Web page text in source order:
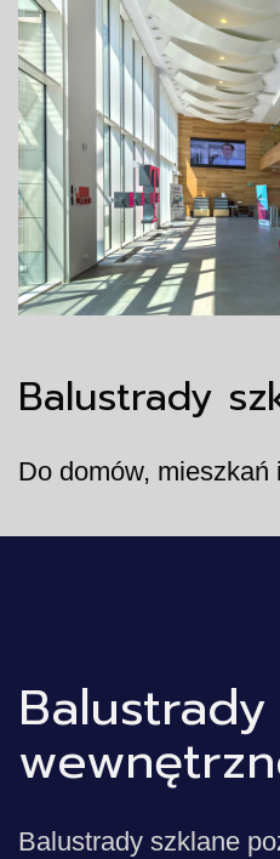
Balustrady
Do domów, mieszkań
Balustrady
Balustrady szklane